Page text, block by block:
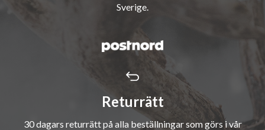
Sverige.
Returrätt
30 dagars returrätt på alla beställningar som görs i vår